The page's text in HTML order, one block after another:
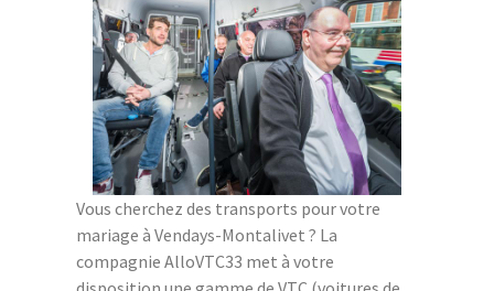
Vous cherchez des transports pour votre
mariage à Vendays-Montalivet ? La
compagnie AlloVTC33 met à votre